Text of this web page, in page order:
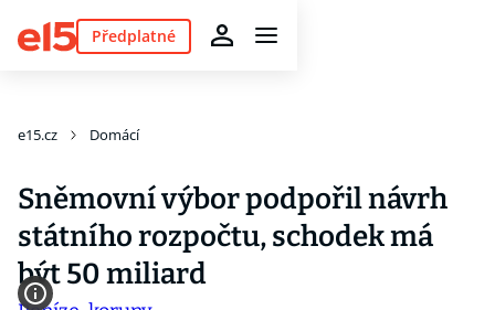
Předplatné
e15.cz Domácí
Sněmovní výbor podpořil návrh
státního rozpočtu, schodek má
být 50 miliard